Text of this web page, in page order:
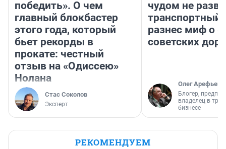
победить». О чем
главный блокбастер
этого года, который
бьет рекорды в
прокате: честный
отзыв на «Одиссею»
Нолана
Стас Соколов
Эксперт
чудом не
транспортный
разнес миф о
советских
Олег Арефьев
Блогер,
владелец в
бизнесе
РЕКОМЕНДУЕМ